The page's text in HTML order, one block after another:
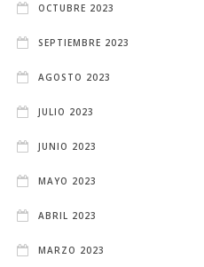
OCTUBRE 2023
SEPTIEMBRE 2023
AGOSTO 2023
JULIO 2023
JUNIO 2023
MAYO 2023
ABRIL 2023
MARZO 2023